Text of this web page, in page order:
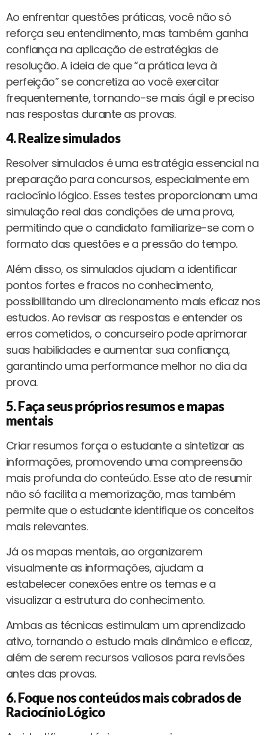
Ao enfrentar questões práticas, você não só
reforça seu entendimento, mas também ganha
confiança na aplicação de estratégias de
resolução. A ideia de que “a prática leva à
perfeição” se concretiza ao você exercitar
frequentemente, tornando-se mais ágil e preciso
nas respostas durante as provas.
4. Realize simulados
Resolver simulados é uma estratégia essencial na
preparação para concursos, especialmente em
raciocínio lógico. Esses testes proporcionam uma
simulação real das condições de uma prova,
permitindo que o candidato familiarize-se com o
formato das questões e a pressão do tempo.
Além disso, os simulados ajudam a identificar
pontos fortes e fracos no conhecimento,
possibilitando um direcionamento mais eficaz nos
estudos. Ao revisar as respostas e entender os
erros cometidos, o concurseiro pode aprimorar
suas habilidades e aumentar sua confiança,
garantindo uma performance melhor no dia da
prova.
5. Faça seus próprios resumos e mapas
mentais
Criar resumos força o estudante a sintetizar as
informações, promovendo uma compreensão
mais profunda do conteúdo. Esse ato de resumir
não só facilita a memorização, mas também
permite que o estudante identifique os conceitos
mais relevantes.
Já os mapas mentais, ao organizarem
visualmente as informações, ajudam a
estabelecer conexões entre os temas e a
visualizar a estrutura do conhecimento.
Ambas as técnicas estimulam um aprendizado
ativo, tornando o estudo mais dinâmico e eficaz,
além de serem recursos valiosos para revisões
antes das provas.
6. Foque nos conteúdos mais cobrados de
Raciocínio Lógico